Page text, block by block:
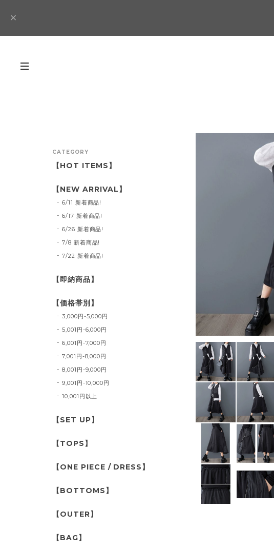
CATEGORY
【HOT ITEMS】
【NEW ARRIVAL】
6/11 新着商品!
6/17 新着商品!
6/26 新着商品!
7/8 新着商品!
7/22 新着商品!
【即納商品】
【価格帯別】
3,000円-5,000円
5,001円-6,000円
6,001円-7,000円
7,001円-8,000円
8,001円-9,000円
9,001円-10,000円
10,001円以上
【SET UP】
【TOPS】
【ONE PIECE / DRESS】
【BOTTOMS】
【OUTER】
【BAG】